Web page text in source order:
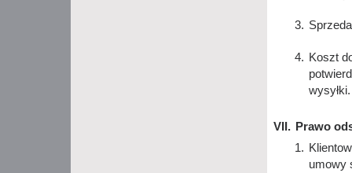
Koszt
wysyłki.
Prawo
umowy